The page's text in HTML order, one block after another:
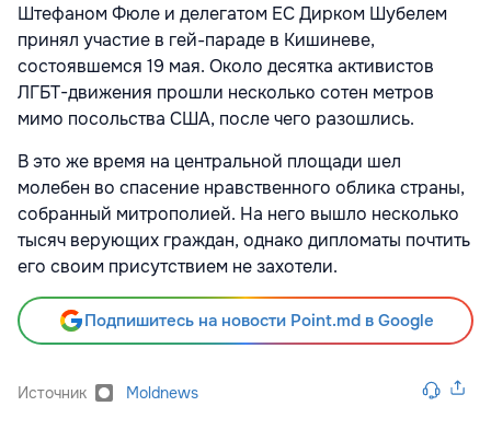
Штефаном Фюле и делегатом ЕС Дирком Шубелем
принял участие в гей-параде в Кишиневе,
состоявшемся 19 мая. Около десятка активистов
ЛГБТ-движения прошли несколько сотен метров
мимо посольства США, после чего разошлись.
В это же время на центральной площади шел
молебен во спасение нравственного облика страны,
собранный митрополией. На него вышло несколько
тысяч верующих граждан, однако дипломаты почтить
его своим присутствием не захотели.
Подпишитесь на новости Point.md в Google
Источник Moldnews